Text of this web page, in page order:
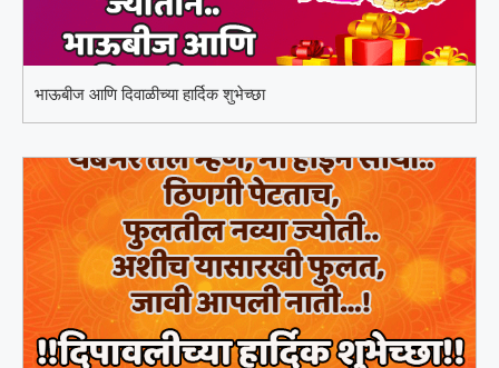
भाऊबीज आणि दिवाळीच्या हार्दिक शुभेच्छा